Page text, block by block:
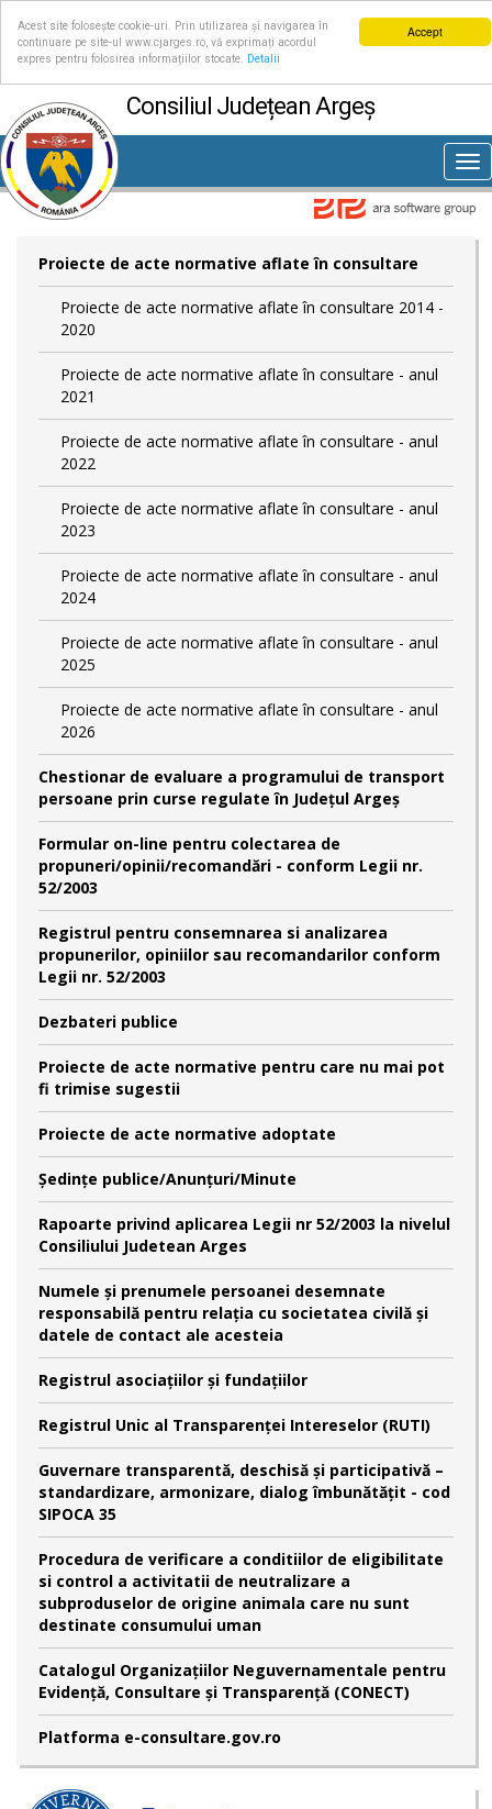
Accept
Acest site folosește cookie-uri. Prin utilizarea și navigarea în
continuare pe site-ul www.cjarges.ro, vă exprimați acordul
expres pentru folosirea informațiilor stocate.
Detalii
Consiliul Județean Argeș
Proiecte de acte normative aflate în consultare
Proiecte de acte normative aflate în consultare 2014 -
2020
Proiecte de acte normative aflate în consultare - anul
2021
Proiecte de acte normative aflate în consultare - anul
2022
Proiecte de acte normative aflate în consultare - anul
2023
Proiecte de acte normative aflate în consultare - anul
2024
Proiecte de acte normative aflate în consultare - anul
2025
Proiecte de acte normative aflate în consultare - anul
2026
Chestionar de evaluare a programului de transport
persoane prin curse regulate în Județul Argeș
Formular on-line pentru colectarea de
propuneri/opinii/recomandări - conform Legii nr.
52/2003
Registrul pentru consemnarea si analizarea
propunerilor, opiniilor sau recomandarilor conform
Legii nr. 52/2003
Dezbateri publice
Proiecte de acte normative pentru care nu mai pot
fi trimise sugestii
Proiecte de acte normative adoptate
Şedinţe publice/Anunţuri/Minute
Rapoarte privind aplicarea Legii nr 52/2003 la nivelul
Consiliului Judetean Arges
Numele şi prenumele persoanei desemnate
responsabilă pentru relaţia cu societatea civilă şi
datele de contact ale acesteia
Registrul asociațiilor și fundațiilor
Registrul Unic al Transparenței Intereselor (RUTI)
Guvernare transparentă, deschisă și participativă –
standardizare, armonizare, dialog îmbunătățit - cod
SIPOCA 35
Procedura de verificare a conditiilor de eligibilitate
si control a activitatii de neutralizare a
subproduselor de origine animala care nu sunt
destinate consumului uman
Catalogul Organizațiilor Neguvernamentale pentru
Evidență, Consultare și Transparență (CONECT)
Platforma e-consultare.gov.ro